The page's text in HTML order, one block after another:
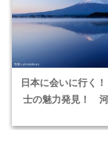
日本に会いに行く
士の魅力発見！